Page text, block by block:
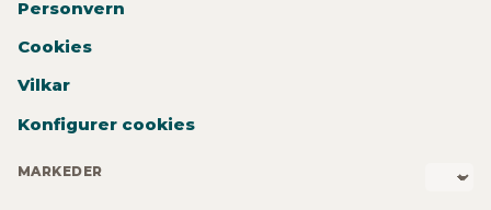
Personvern
Cookies
Vilkar
Konfigurer cookies
MARKEDER